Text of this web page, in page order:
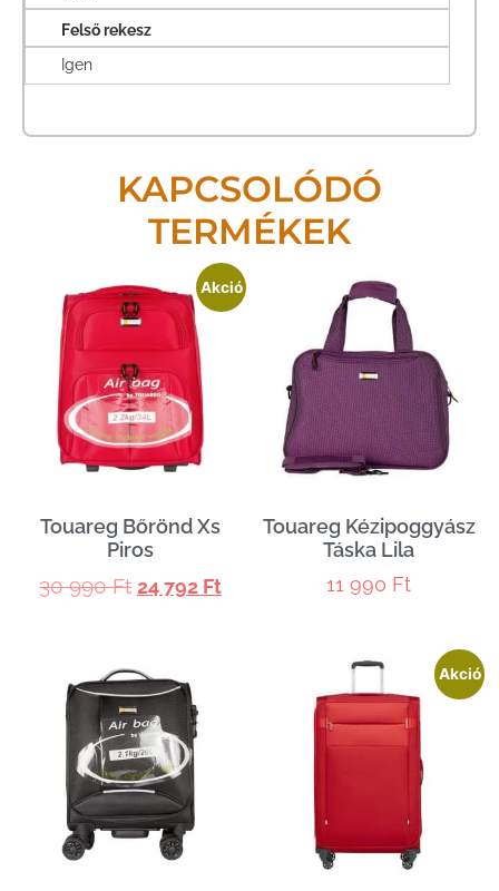
Felső rekesz
Igen
KAPCSOLÓDÓ
TERMÉKEK
Akció
Touareg Bőrönd Xs
Piros
30 990Ft 24 792 Ft
Touareg Kézipoggyász
Táska Lila
11 990 Ft
Akció